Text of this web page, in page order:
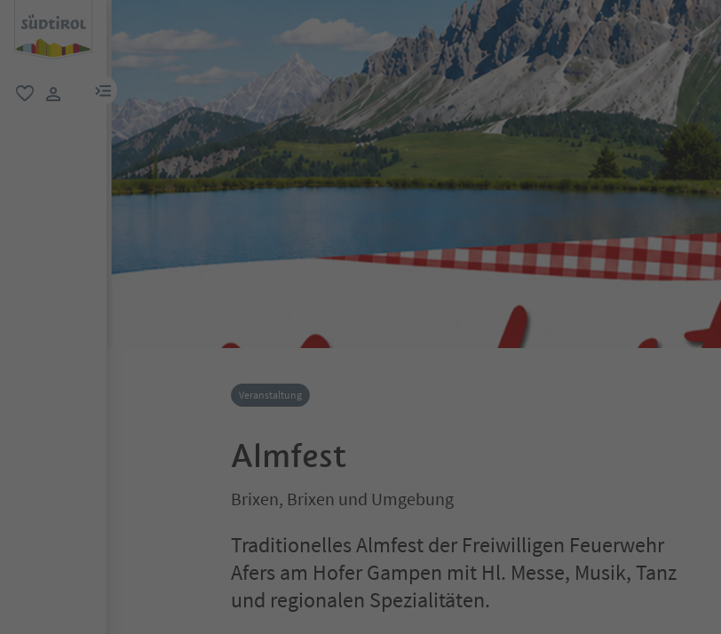
menu link
Veranstaltung
Almfest
Brixen, Brixen und Umgebung
Traditionelles Almfest der Freiwilligen Feuerwehr
Afers am Hofer Gampen mit Hl. Messe, Musik, Tanz
und regionalen Spezialitäten.